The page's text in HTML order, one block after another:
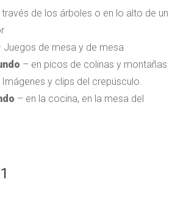
de los árboles o en lo alto de un
Juegos de mesa y de mesa
– en picos de colinas y montañas
Imágenes y clips del crepúsculo.
– en la cocina, en la mesa del